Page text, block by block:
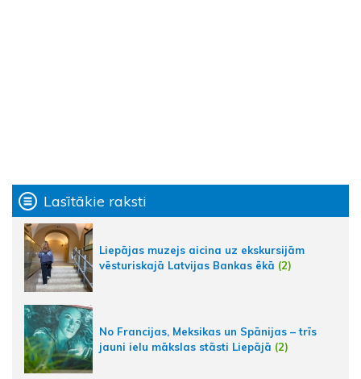
Lasītākie raksti
Liepājas muzejs aicina uz ekskursijām
vēsturiskajā Latvijas Bankas ēkā (2)
No Francijas, Meksikas un Spānijas – trīs
jauni ielu mākslas stāsti Liepājā (2)